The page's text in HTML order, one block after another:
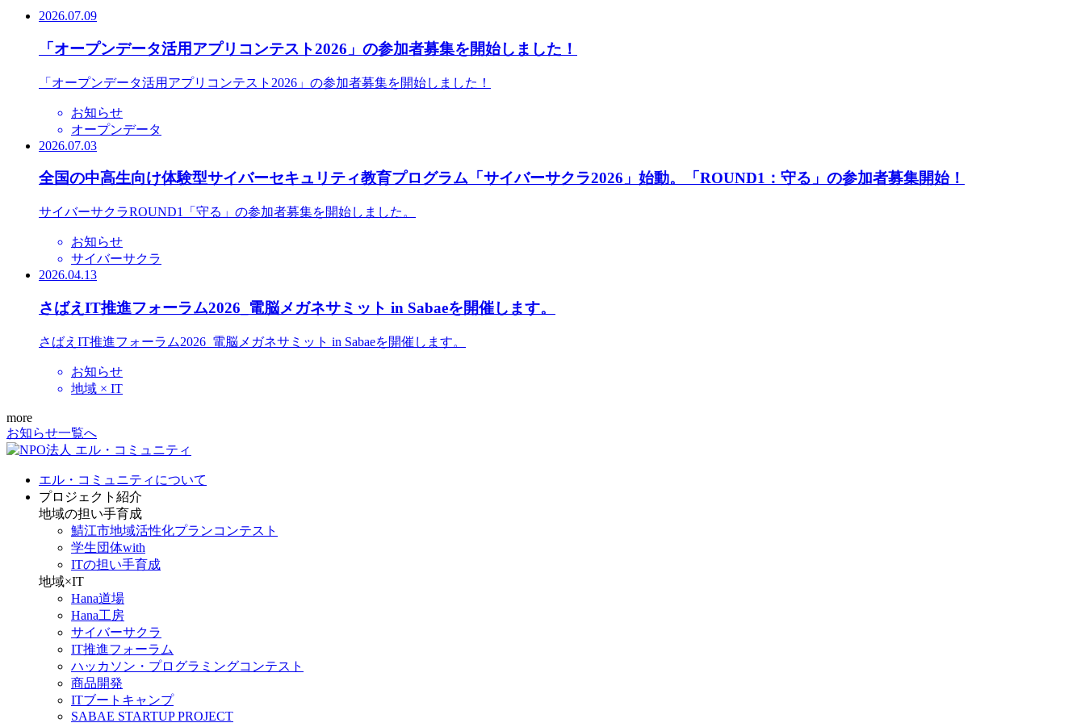
2026.07.09
「オープンデータ活用アプリコンテスト2026」の参加者募集を開始しました！
「オープンデータ活用アプリコンテスト2026」の参加者募集を開始しました！
お知らせ
オープンデータ
2026.07.03
全国の中高生向け体験型サイバーセキュリティ教育プログラム「サイバーサクラ2026」始動。「ROUND1：守る」の参加者募集開始！
サイバーサクラROUND1「守る」の参加者募集を開始しました。
お知らせ
サイバーサクラ
2026.04.13
さばえIT推進フォーラム2026_電脳メガネサミット in Sabaeを開催します。
さばえIT推進フォーラム2026_電脳メガネサミット in Sabaeを開催します。
お知らせ
地域 × IT
more
お知らせ一覧へ
エル・コミュニティについて
プロジェクト紹介
地域の担い手育成
鯖江市地域活性化プランコンテスト
学生団体with
ITの担い手育成
地域×IT
Hana道場
Hana工房
サイバーサクラ
IT推進フォーラム
ハッカソン・プログラミングコンテスト
商品開発
ITブートキャンプ
SABAE STARTUP PROJECT